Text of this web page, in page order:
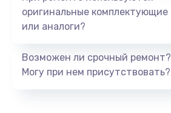
оригинальные комплектующие
или аналоги?
Возможен ли срочный ремонт?
Могу при нем присутствовать?